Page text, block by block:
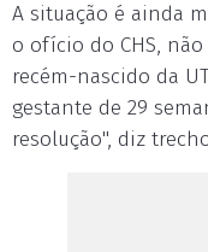
A situação é ainda
o ofício do CHS,
recém-nascido da
gestante de 29
resolução", diz